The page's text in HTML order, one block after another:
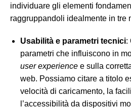
individuare gli elementi
raggruppandoli idealmente in tre
Usabilità e parametri tecnici:
parametri che influiscono in
user experience e sulla
web. Possiamo citare a titolo
velocità di caricamento, la
l’accessibilità da dispositivi